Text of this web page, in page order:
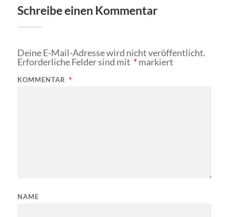
Schreibe einen Kommentar
Deine E-Mail-Adresse wird nicht veröffentlicht.
Erforderliche Felder sind mit *markiert
KOMMENTAR *
NAME